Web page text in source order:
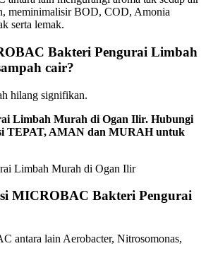
meminimalisir BOD, COD, Amonia
serta lemak.
Bakteri Pengurai Limbah
cair?
hilang signifikan.
Limbah Murah di Ogan Ilir. Hubungi
TEPAT, AMAN dan MURAH untuk
MICROBAC Bakteri Pengurai
antara lain Aerobacter, Nitrosomonas,